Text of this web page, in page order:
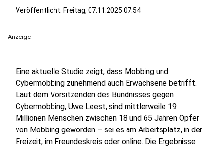
Veröffentlicht: Freitag, 07.11.2025 07:54
Anzeige
Eine aktuelle Studie zeigt, dass Mobbing und
Cybermobbing zunehmend auch Erwachsene betrifft.
Laut dem Vorsitzenden des Bündnisses gegen
Cybermobbing, Uwe Leest, sind mittlerweile 19
Millionen Menschen zwischen 18 und 65 Jahren Opfer
von Mobbing geworden – sei es am Arbeitsplatz, in der
Freizeit, im Freundeskreis oder online. Die Ergebnisse